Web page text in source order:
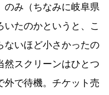
のみ（ちなみに岐阜県
たのかというと、こ
ないほど小さかったの
然スクリーンはひとつ
外で待機。チケット売